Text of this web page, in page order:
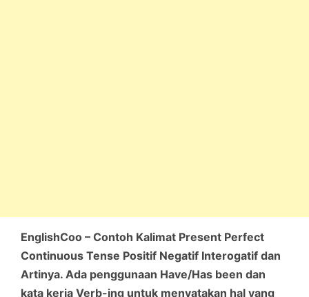
EnglishCoo – Contoh Kalimat Present Perfect
Continuous Tense Positif Negatif Interogatif dan
Artinya. Ada penggunaan Have/Has been dan
kata kerja Verb-ing untuk menyatakan hal yang